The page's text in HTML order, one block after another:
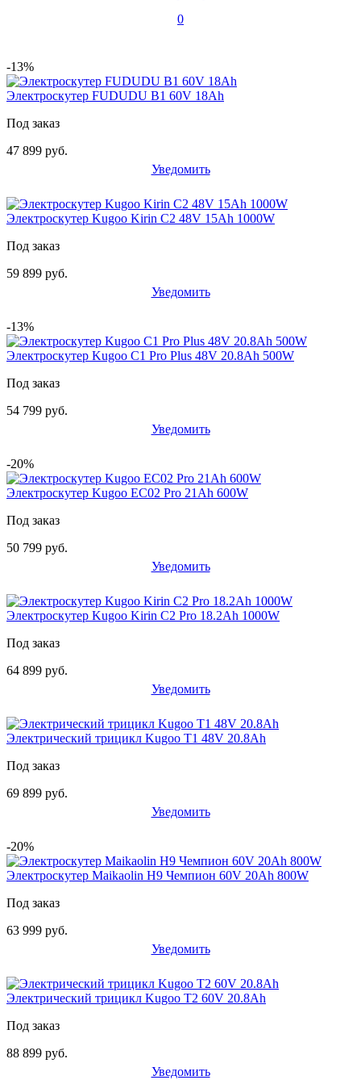
0
-13%
Электроскутер FUDUDU B1 60V 18Ah
Под заказ
47 899 руб.
Уведомить
Электроскутер Kugoo Kirin C2 48V 15Ah 1000W
Под заказ
59 899 руб.
Уведомить
-13%
Электроскутер Kugoo C1 Pro Plus 48V 20.8Ah 500W
Под заказ
54 799 руб.
Уведомить
-20%
Электроскутер Kugoo EC02 Pro 21Ah 600W
Под заказ
50 799 руб.
Уведомить
Электроскутер Kugoo Kirin C2 Pro 18.2Ah 1000W
Под заказ
64 899 руб.
Уведомить
Электрический трицикл Kugoo T1 48V 20.8Ah
Под заказ
69 899 руб.
Уведомить
-20%
Электроскутер Maikaolin H9 Чемпион 60V 20Ah 800W
Под заказ
63 999 руб.
Уведомить
Электрический трицикл Kugoo T2 60V 20.8Ah
Под заказ
88 899 руб.
Уведомить